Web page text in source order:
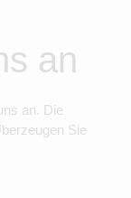
an
an. Die
Sie